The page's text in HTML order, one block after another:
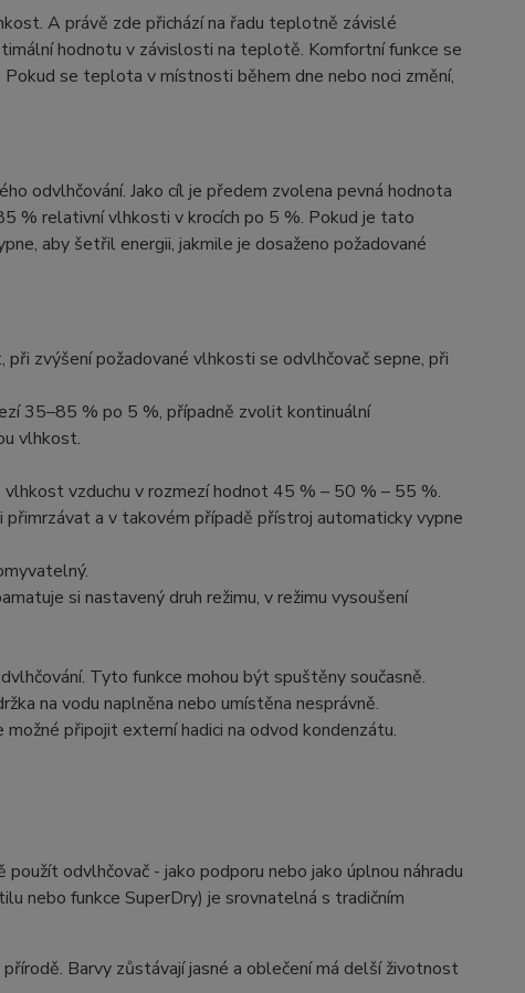
A právě zde přichází na řadu teplotně závislé
hodnotu v závislosti na teplotě. Komfortní funkce se
se teplota v místnosti během dne nebo noci změní,
odvlhčování. Jako cíl je předem zvolena pevná hodnota
% relativní vlhkosti v krocích po 5 %. Pokud je tato
aby šetřil energii, jakmile je dosaženo požadované
zvýšení požadované vlhkosti se odvlhčovač sepne, při
35–85 % po 5 %, případně zvolit kontinuální
vlhkost.
vzduchu v rozmezí hodnot 45 % – 50 % – 55 %.
a v takovém případě přístroj automaticky vypne
si nastavený druh režimu, v režimu vysoušení
Tyto funkce mohou být spuštěny současně.
na vodu naplněna nebo umístěna nesprávně.
připojit externí hadici na odvod kondenzátu.
odvlhčovač - jako podporu nebo jako úplnou náhradu
nebo funkce SuperDry) je srovnatelná s tradičním
Barvy zůstávají jasné a oblečení má delší životnost